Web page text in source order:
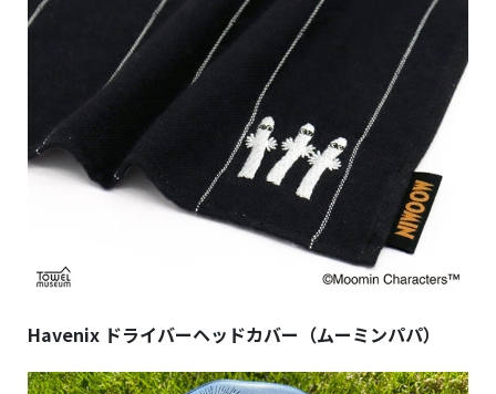
Havenix ドライバーヘッドカバー（ムーミンパパ）